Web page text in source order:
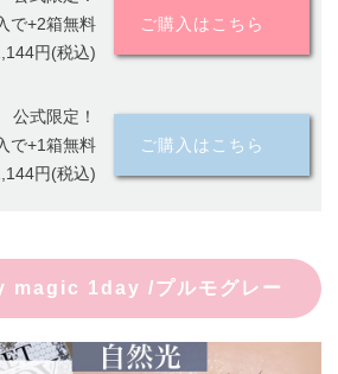
で+2箱無料
円(税込)
ご購入はこちら
公式限定！
で+1箱無料
円(税込)
ご購入はこちら
1day /プルモグレー